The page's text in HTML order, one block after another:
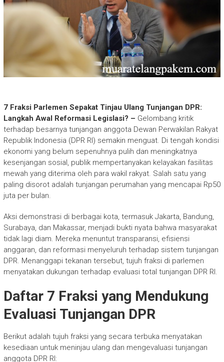
7 Fraksi Parlemen Sepakat Tinjau Ulang Tunjangan DPR:
Langkah Awal Reformasi Legislasi? – Gelombang kritik
terhadap besarnya tunjangan anggota Dewan Perwakilan Rakyat
Republik Indonesia (DPR RI) semakin menguat. Di tengah kondisi
ekonomi yang belum sepenuhnya pulih dan meningkatnya
kesenjangan sosial, publik mempertanyakan kelayakan fasilitas
mewah yang diterima oleh para wakil rakyat. Salah satu yang
paling disorot adalah tunjangan perumahan yang mencapai Rp50
juta per bulan.
Aksi demonstrasi di berbagai kota, termasuk Jakarta, Bandung,
Surabaya, dan Makassar, menjadi bukti nyata bahwa masyarakat
tidak lagi diam. Mereka menuntut transparansi, efisiensi
anggaran, dan reformasi menyeluruh terhadap sistem tunjangan
DPR. Menanggapi tekanan tersebut, tujuh fraksi di parlemen
menyatakan dukungan terhadap evaluasi total tunjangan DPR RI.
Daftar 7 Fraksi yang Mendukung
Evaluasi Tunjangan DPR
Berikut adalah tujuh fraksi yang secara terbuka menyatakan
kesediaan untuk meninjau ulang dan mengevaluasi tunjangan
anggota DPR RI: